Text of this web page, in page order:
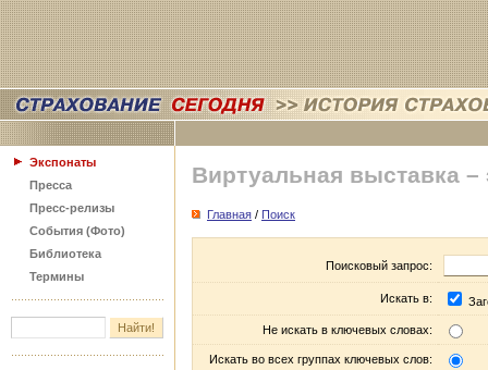
Экспонаты
Пресса
Пресс-релизы
События (Фото)
Библиотека
Термины
Виртуальная выставка –
Главная / Поиск
Поисковый запрос:
Искать в:
Не искать в ключевых словах:
Искать во всех группах ключевых слов: